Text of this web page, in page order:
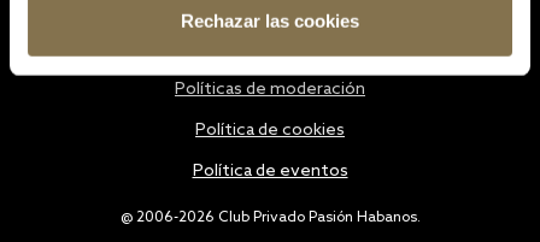
Rechazar las cookies
@ 2006-2026 Club Privado Pasión Habanos.
Políticas de moderación
Política de cookies
Política de eventos